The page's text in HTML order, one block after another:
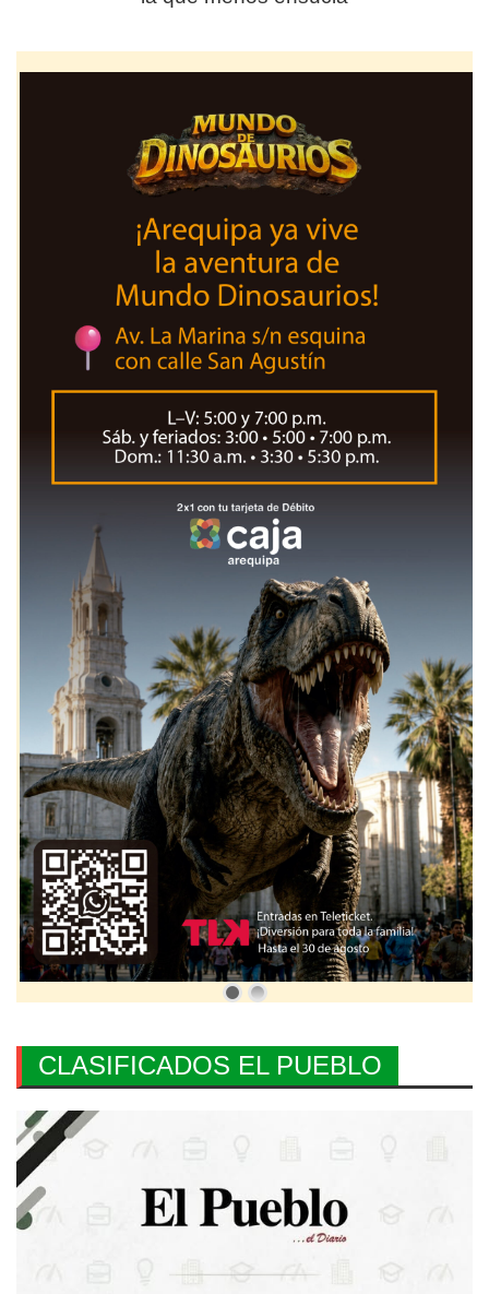
CLASIFICADOS EL PUEBLO